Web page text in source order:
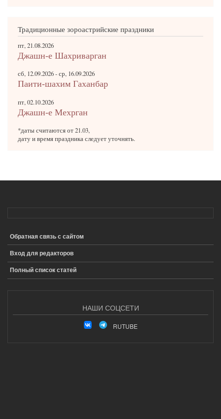
Традиционные зороастрийские праздники
пт, 21.08.2026
Джашн-е Шахриварган
сб, 12.09.2026-ср, 16.09.2026
Паити-шахим Гаханбар
пт, 02.10.2026
Джашн-е Мехрган
*даты считаются от 21.03,
дату и время праздника следует уточнять.
ПОДВАЛ
Обратная связь с сайтом
Вход для редакторов
Полный список статей
НАШИ СОЦСЕТИ
RUTUBE